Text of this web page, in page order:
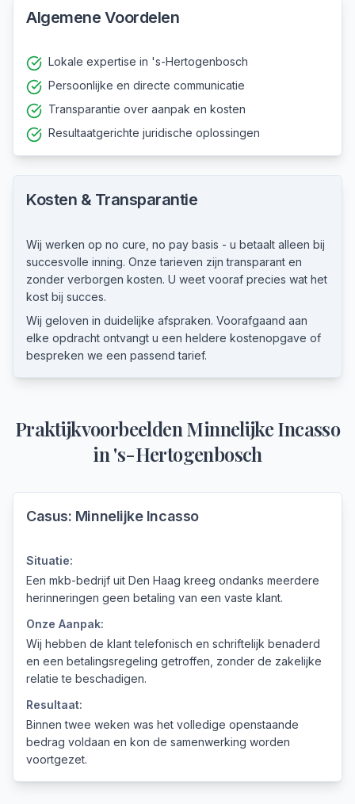
Algemene Voordelen
Lokale expertise in 's-Hertogenbosch
Persoonlijke en directe communicatie
Transparantie over aanpak en kosten
Resultaatgerichte juridische oplossingen
Kosten & Transparantie
Wij werken op no cure, no pay basis - u betaalt alleen bij
succesvolle inning. Onze tarieven zijn transparant en
zonder verborgen kosten. U weet vooraf precies wat het
kost bij succes.
Wij geloven in duidelijke afspraken. Voorafgaand aan
elke opdracht ontvangt u een heldere kostenopgave of
bespreken we een passend tarief.
PraktijkvoorbeeldenMinnelijke Incasso
in's-Hertogenbosch
Casus: Minnelijke Incasso
Situatie:
Een mkb-bedrijf uit Den Haag kreeg ondanks meerdere
herinneringen geen betaling van een vaste klant.
Onze Aanpak:
Wij hebben de klant telefonisch en schriftelijk benaderd
en een betalingsregeling getroffen, zonder de zakelijke
relatie te beschadigen.
Resultaat:
Binnen twee weken was het volledige openstaande
bedrag voldaan en kon de samenwerking worden
voortgezet.